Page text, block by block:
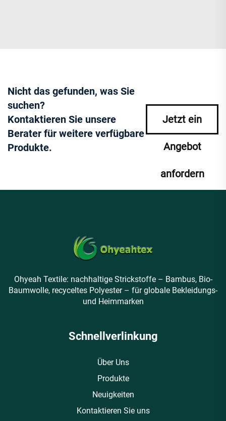
Nicht das gefunden, was Sie
suchen?
Kontaktieren Sie unsere
Berater für weitere verfügbare
Produkte.
Jetzt ein
Angebot
anfordern
Ohyeah Textile: nachhaltige Strickstoffe – Bambus, Bio-
Baumwolle, recyceltes Polyester – für globale Bekleidungs-
und Heimmarken
Schnellverlinkung
Über Uns
Produkte
Neuigkeiten
Kontaktieren Sie uns